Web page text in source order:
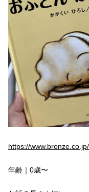
https://
年齢｜0歳〜